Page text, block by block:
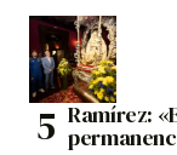
Ramírez: